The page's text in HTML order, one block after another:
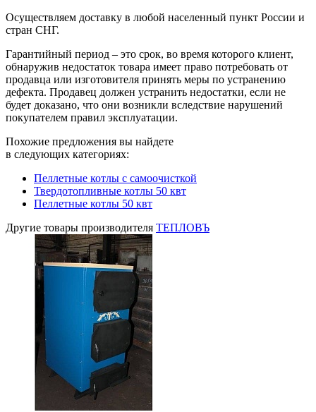
Осуществляем доставку в любой населенный пункт России и
стран СНГ.
Гарантийный период – это срок, во время которого клиент,
обнаружив недостаток товара имеет право потребовать от
продавца или изготовителя принять меры по устранению
дефекта. Продавец должен устранить недостатки, если не
будет доказано, что они возникли вследствие нарушений
покупателем правил эксплуатации.
Похожие предложения вы найдете
в следующих категориях:
Пеллетные котлы с самоочисткой
Твердотопливные котлы 50 квт
Пеллетные котлы 50 квт
Другие товары производителя ТЕПЛОВЪ